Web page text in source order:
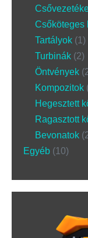
Csőköteges
Tartályok 1
Turbinák 2
Öntvények
Kompozitok
Hegesztett
Ragasztott
Bevonatok
Egyéb 10